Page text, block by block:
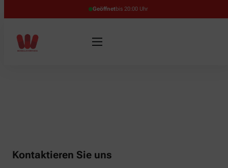
Geöffnetbis 20:00 Uhr
Kontaktieren Sie uns